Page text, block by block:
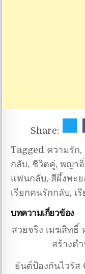
Share:
Tagged ความรัก,
กลับ, ชีวิตคู่,พญาอิ่
แฟนกลับ, สีผึ้งพะ
เรียกคนรักกลับ, เ
บทความเกี่ยวข้อง
สวยจริง เมฆสิทธิ์
สร้างต
ยันต์ป้องกันไวรัส